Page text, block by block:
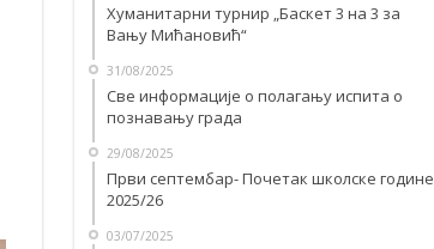
Хуманитарни турнир „Баскет 3 на 3 за
Вању Мићановић“
31/08/2025
Све информације о полагању испита о
познавању града
29/08/2025
Први септембар- Почетак школске године
2025/26
03/07/2025